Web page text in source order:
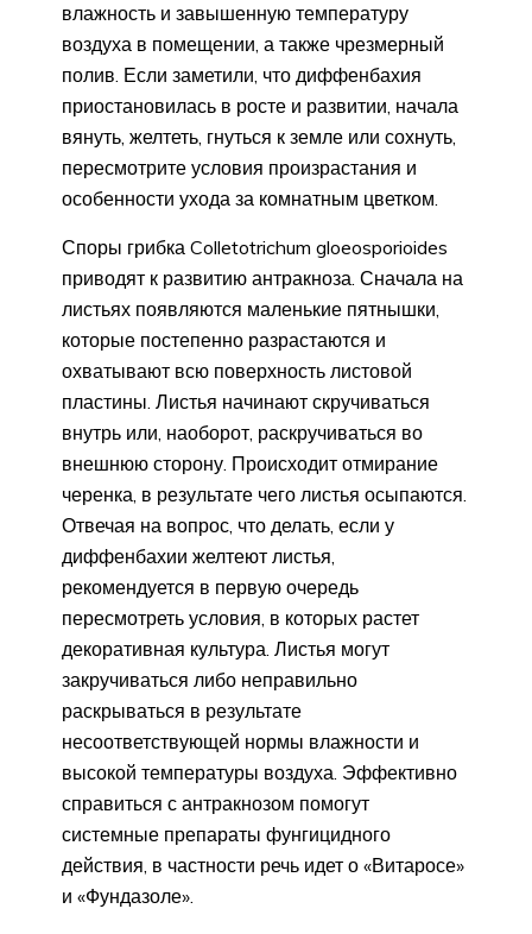
влажность и завышенную температуру
воздуха в помещении, а также чрезмерный
полив. Если заметили, что диффенбахия
приостановилась в росте и развитии, начала
вянуть, желтеть, гнуться к земле или сохнуть,
пересмотрите условия произрастания и
особенности ухода за комнатным цветком.
Споры грибка Colletotrichum gloeosporioides
приводят к развитию антракноза. Сначала на
листьях появляются маленькие пятнышки,
которые постепенно разрастаются и
охватывают всю поверхность листовой
пластины. Листья начинают скручиваться
внутрь или, наоборот, раскручиваться во
внешнюю сторону. Происходит отмирание
черенка, в результате чего листья осыпаются.
Отвечая на вопрос, что делать, если у
диффенбахии желтеют листья,
рекомендуется в первую очередь
пересмотреть условия, в которых растет
декоративная культура. Листья могут
закручиваться либо неправильно
раскрываться в результате
несоответствующей нормы влажности и
высокой температуры воздуха. Эффективно
справиться с антракнозом помогут
системные препараты фунгицидного
действия, в частности речь идет о «Витаросе»
и «Фундазоле».